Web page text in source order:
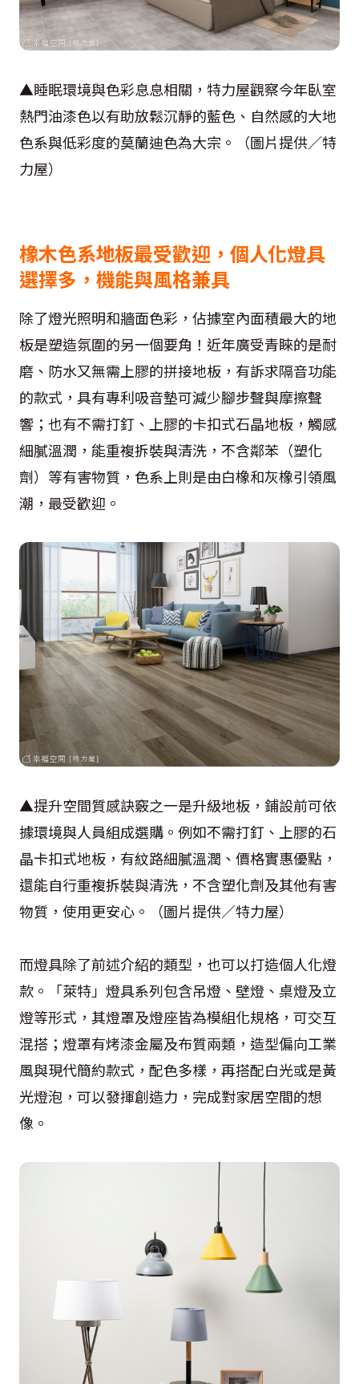
▲睡眠環境與色彩息息相關，特力屋觀察今年臥室
熱門油漆色以有助放鬆沉靜的藍色、自然感的大地
色系與低彩度的莫蘭迪色為大宗。（圖片提供／特
力屋）
橡木色系地板最受歡迎，個人化燈具
選擇多，機能與風格兼具
除了燈光照明和牆面色彩，佔據室內面積最大的地
板是塑造氛圍的另一個要角！近年廣受青睞的是耐
磨、防水又無需上膠的拼接地板，有訴求隔音功能
的款式，具有專利吸音墊可減少腳步聲與摩擦聲
響；也有不需打釘、上膠的卡扣式石晶地板，觸感
細膩溫潤，能重複拆裝與清洗，不含鄰苯（塑化
劑）等有害物質，色系上則是由白橡和灰橡引領風
潮，最受歡迎。
▲提升空間質感訣竅之一是升級地板，鋪設前可依
據環境與人員組成選購。例如不需打釘、上膠的石
晶卡扣式地板，有紋路細膩溫潤、價格實惠優點，
還能自行重複拆裝與清洗，不含塑化劑及其他有害
物質，使用更安心。（圖片提供／特力屋）
而燈具除了前述介紹的類型，也可以打造個人化燈
款。「萊特」燈具系列包含吊燈、壁燈、桌燈及立
燈等形式，其燈罩及燈座皆為模組化規格，可交互
混搭；燈罩有烤漆金屬及布質兩類，造型偏向工業
風與現代簡約款式，配色多樣，再搭配白光或是黃
光燈泡，可以發揮創造力，完成對家居空間的想
像。